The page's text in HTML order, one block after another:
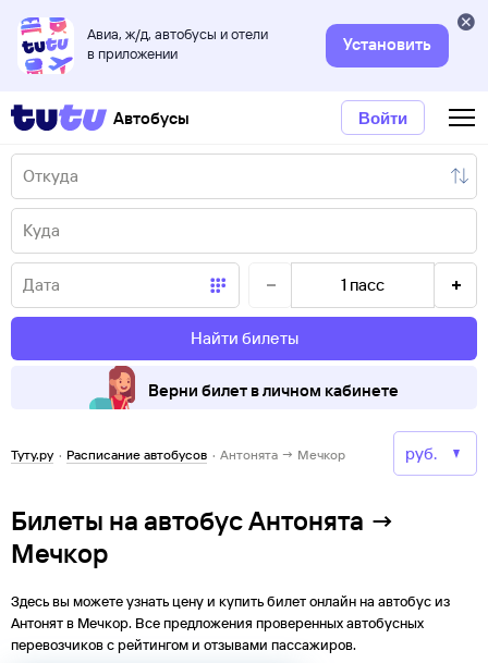
Авиа, ж/д, автобусы и отели
в приложении
Установить
Автобусы Войти
1 пасс
Найти билеты
Верни билет в личном кабинете
Туту.ру · Расписание автобусов · Антонята → Мечкор
Билеты на автобус Антонята →
Мечкор
Здесь вы можете узнать цену и купить билет онлайн на автобус из
Антонятв Мечкор. Все предложения проверенных автобусных
перевозчиков с рейтингом и отзывами пассажиров.